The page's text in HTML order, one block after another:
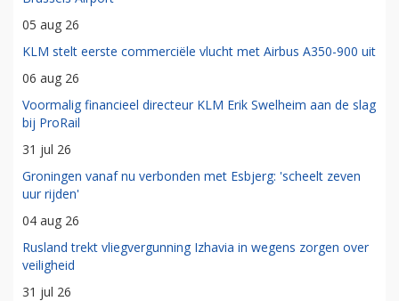
05 aug 26
KLM stelt eerste commerciële vlucht met Airbus A350-900 uit
06 aug 26
Voormalig financieel directeur KLM Erik Swelheim aan de slag
bij ProRail
31 jul 26
Groningen vanaf nu verbonden met Esbjerg: 'scheelt zeven
uur rijden'
04 aug 26
Rusland trekt vliegvergunning Izhavia in wegens zorgen over
veiligheid
31 jul 26